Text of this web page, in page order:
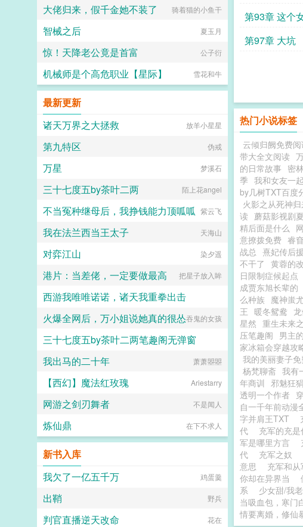
第93章 这个
第97章 大坑
热门小说标签
云倾归阙免费阅
带大全文阅读
的日常故事 密
季 我和女友一
by几树TXT百度
火影之从死神
读 蘑菇影视剧
精后面是什么
意撩拨免费 睿窅
战总 熹妃传后
不干了 黄蓉的
日限制症候起点
成贾东旭长辈的
么种族 魔神蚩
王 暖冬鸳鸯
星然 重生未来
压笔趣阁 男主
家冰箱会穿越攻
我的美丽妻子
杨梵聊斋 我有
年商训 邪魅狂
透明一个作者
自一千年前动漫
字并肩王TXT
代
充军的充
军是哪里方言
代
充军之奴
意思
充军和
你却在异界当
系
少女甜/我
当吸血包，寒门
情要离婚，修仙
大佬归来，假千金她不装了 骑着猫的小鱼干
智械之后 夏玉月
惊！天降老公竟是首富 公子衍
机械师是个高危职业【星际】 雪花和牛
最新更新
诸天万界之大拯救
放羊小星星
第九特区 伪戒
万星 梦溪石
三十七度五by茶叶二两 陌上花angel
不当冤种继母后，我挣钱能力顶呱呱 紫云飞
我在法兰西当王太子 天海山
对弈江山 染夕遥
港片：当差佬，一定要做最高 把星子放入眸
西游我唯唯诺诺，诸天我重拳出击
山猪吃细糠1
火爆全网后，万小姐说她真的很怂吞鬼的女孩
三十七度五by茶叶二两笔趣阁无弹窗
陌上花angel
我出马的二十年 萧萧曌曌
【西幻】魔法红玫瑰 Ariestarry
网游之剑刃舞者 不是闻人
炼仙鼎 在下不求人
新书入库
我欠了一亿五千万
鸡蛋羹
出鞘 野兵
判官直播逆天改命 花在